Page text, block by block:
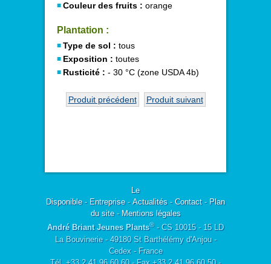
Couleur des fruits : orange
Plantation :
Type de sol : tous
Exposition : toutes
Rusticité : - 30 °C (zone USDA 4b)
Produit précédent Produit suivant
Le
Disponible- Entreprise- Actualités - Contact- Plan
du site- Mentions légales
André Briant Jeunes Plants®- CS 10015 - 15 LD
La Bouvinerie - 49180 St Barthélémy d'Anjou -
Cedex - France